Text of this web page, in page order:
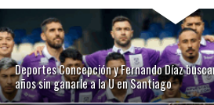
Deportes Concepción y Fernando Díaz
años sin ganarle a la U en Santiago